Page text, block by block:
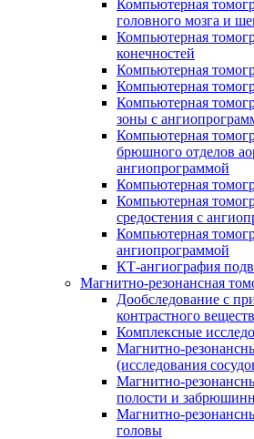
Компьютерная
головного мозга и
Компьютерная
конечностей
Компьютерная
Компьютерная
Компьютерная
зоны с
Компьютерная
брюшного отделов
ангиопрограммой
Компьютерная
Компьютерная
средостения с
Компьютерная
ангиопрограммой
КТ-ангиография
Магнитно-резонансная
Дообследование с
контрастного
Комплексные
Магнитно-
(исследования
Магнитно-
полости и
Магнитно-
головы